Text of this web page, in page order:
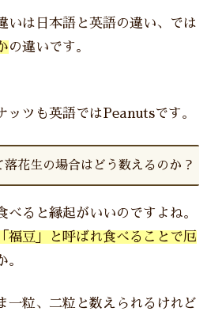
いは日本語と英語の違い、では
の違いです。
ッツも英語ではPeanutsです。
花生の場合はどう数えるのか？
べると縁起がいいのですよね。
福豆」と呼ばれ食べることで厄
。
一粒、二粒と数えられるけれど